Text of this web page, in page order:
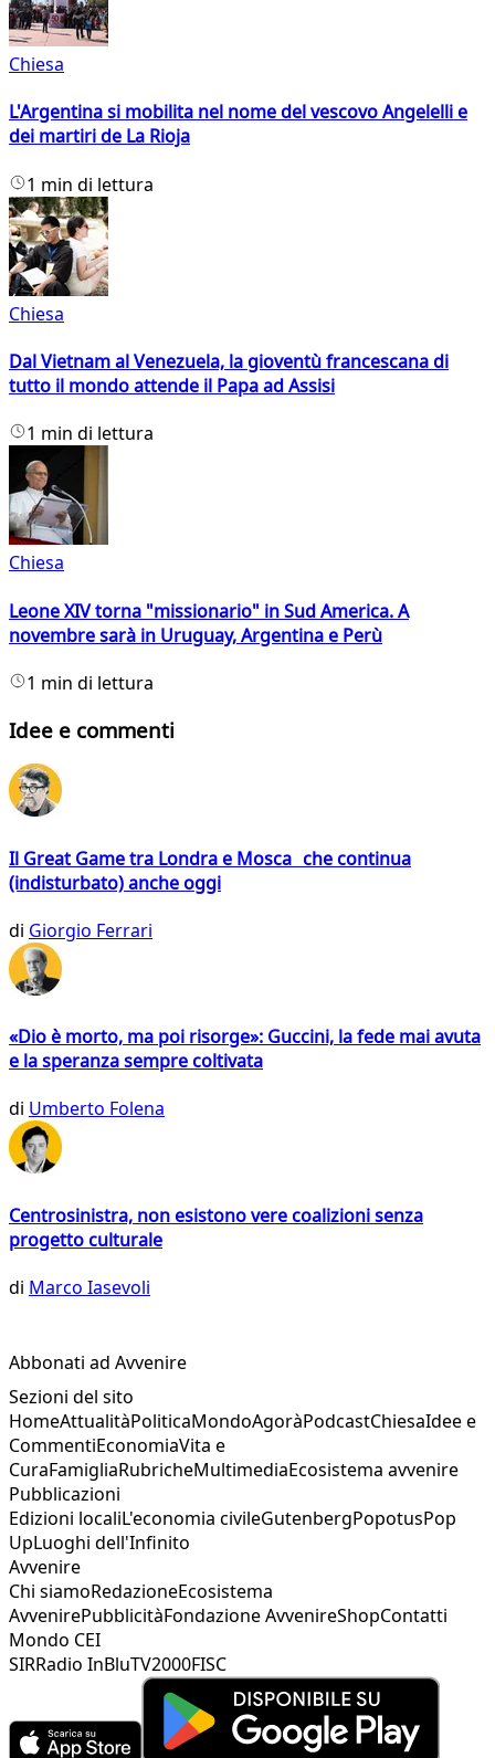
Chiesa
L'Argentina si mobilita nel nome del vescovo Angelelli e
dei martiri de La Rioja
1 min di lettura
Chiesa
Dal Vietnam al Venezuela, la gioventù francescana di
tutto il mondo attende il Papa ad Assisi
1 min di lettura
Chiesa
Leone XIV torna "missionario" in Sud America. A
novembre sarà in Uruguay, Argentina e Perù
1 min di lettura
Idee e commenti
Il Great Game tra Londra e Mosca che continua
(indisturbato) anche oggi
di Giorgio Ferrari
«Dio è morto, ma poi risorge»: Guccini, la fede mai avuta
e la speranza sempre coltivata
di Umberto Folena
Centrosinistra, non esistono vere coalizioni senza
progetto culturale
di Marco Iasevoli
Abbonati ad Avvenire
Sezioni del sito
HomeAttualitàPoliticaMondoAgoràPodcastChiesaIdee e
CommentiEconomiaVita e
CuraFamigliaRubricheMultimediaEcosistema avvenire
Pubblicazioni
Edizioni localiL'economia civileGutenbergPopotusPop
UpLuoghi dell'Infinito
Avvenire
Chi siamoRedazioneEcosistema
AvvenirePubblicitàFondazione AvvenireShopContatti
Mondo CEI
SIRRadio InBluTV2000FISC